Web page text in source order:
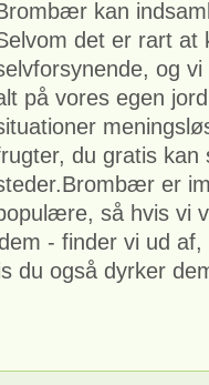
kan
det er rart
og
på vores egen
du gratis kan
er
så hvis vi
- finder vi ud
du også dyrker